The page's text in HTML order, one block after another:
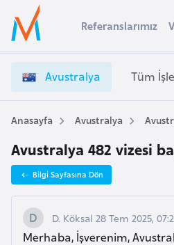
Ülke Seçimi
Başvuru yapmak istediğiniz ülkeyi seçin
Üye
Girişi
v
s
t
l
y
a
V
i
z
Referanslarımız
Avustralya Tüm
Anasayfa Avustralya
Avustralya 482 vizesi
Bilgi Sayfasına Dön
D. Köksal 28 Tem 2025,
Merhaba, İşverenim,
s
t
r
a
A
u
s